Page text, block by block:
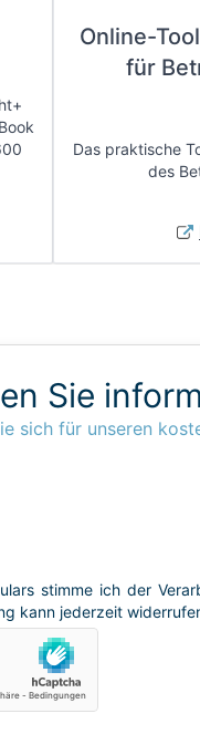
Online-
für
Das praktische
des
Sie
sich für unseren